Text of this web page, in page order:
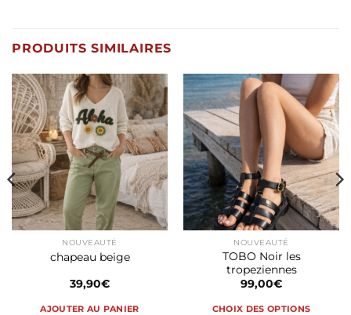
PRODUITS SIMILAIRES
NOUVEAUTÉ
chapeau beige
39,90€
AJOUTER AU PANIER
NOUVEAUTÉ
TOBO Noir les
tropeziennes
99,00€
CHOIX DES OPTIONS